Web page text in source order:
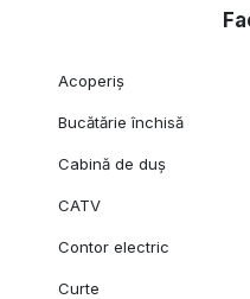
Acoperiș
Bucătărie închisă
Cabină de duș
CATV
Contor electric
Curte